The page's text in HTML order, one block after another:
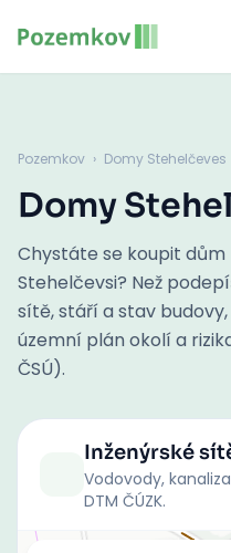
Pozemkov › Domy Stehelčeves
Domy
Chystáte se koupit
Stehelčevsi? Než
sítě, stáří a stav
územní plán okolí a
ČSÚ).
Inženýrské
Vodovody,
DTM ČÚZK.